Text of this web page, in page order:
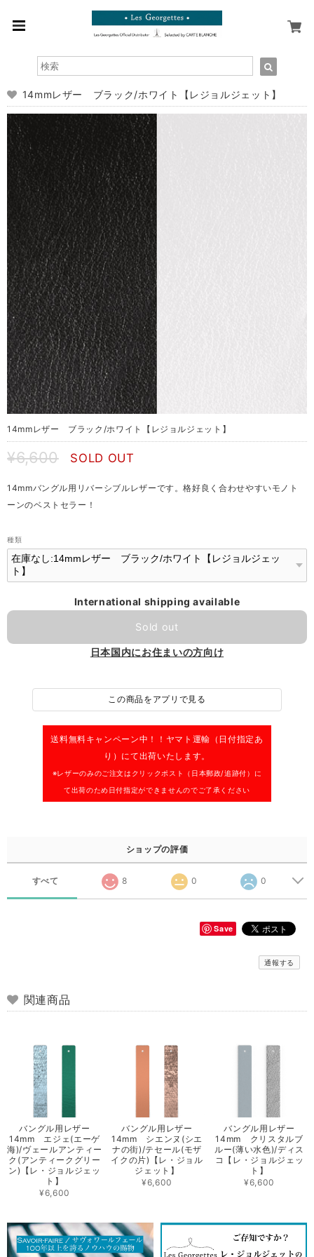
14mmレザー ブラック/ホワイト【レジョルジェット】
14mmレザー ブラック/ホワイト【レジョルジェット】
¥6,600 SOLD OUT
14mmバングル用リバーシブルレザーです。格好良く合わせやすいモノト
ーンのベストセラー！
種類
International shipping available
Sold out
日本国内にお住まいの方向け
この商品をアプリで見る
送料無料キャンペーン中！！ ヤマト運輸（日付指定あ
り）にて出荷いたします。
※レザーのみのご注文はクリックポスト（日本郵政/追跡付）に
て出荷のため日付指定ができませんのでご了承ください
ショップの評価
すべて 8 0 0
Save
通報する
関連商品
バングル用レザー
14mm エジェ(エーゲ
海)/ヴェールアンティー
ク(アンティークグリー
ン)【レ・ジョルジェッ
ト】
¥6,600
バングル用レザー
14mm シエンヌ(シエ
ナの街)/テセール(モザ
イクの片)【レ・ジョル
ジェット】
¥6,600
バングル用レザー
14mm クリスタルブ
ルー(薄い水色)/ディス
コ【レ・ジョルジェッ
ト】
¥6,600